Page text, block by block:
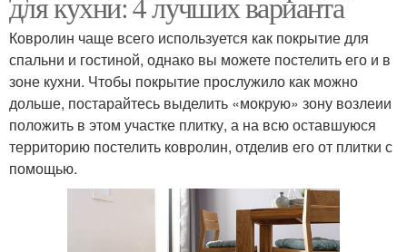
Ковролин чаще всего используется как покрытие для
спальни и гостиной, однако вы можете постелить его и в
зоне кухни. Чтобы покрытие прослужило как можно
дольше, постарайтесь выделить «мокрую» зону возлеии
положить в этом участке плитку, а на всю оставшуюся
территорию постелить ковролин, отделив его от плитки с
помощью.